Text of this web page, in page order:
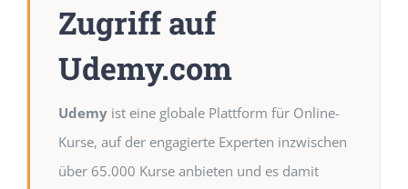
Zugriff auf
Udemy.com
Udemy ist eine globale Plattform für Online-
Kurse, auf der engagierte Experten inzwischen
über 65.000 Kurse anbieten und es damit